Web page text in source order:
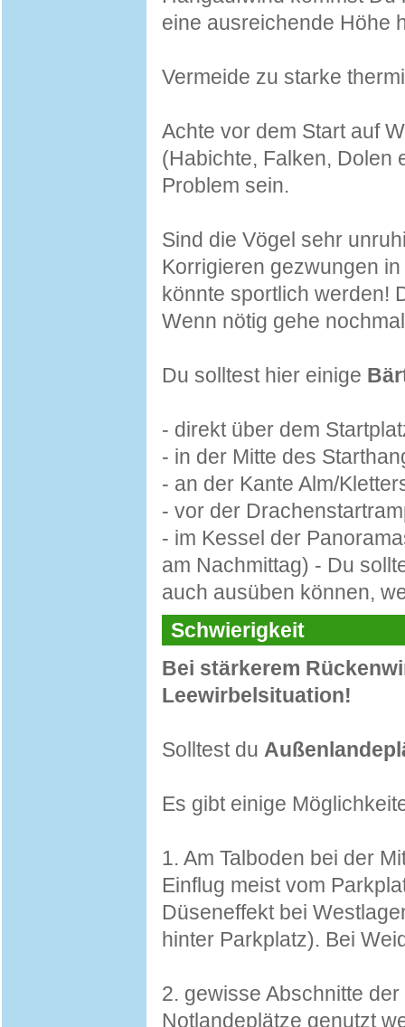
eine ausreichende Höhe
Vermeide zu starke
Achte vor dem Start auf
(Habichte, Falken, Dolen
Problem sein.
Sind die Vögel sehr
Korrigieren gezwungen
könnte sportlich werden!
Wenn nötig gehe
Du solltest hier einige
- direkt über dem
- in der Mitte des
- an der Kante Alm/
- vor der
- im Kessel der
am Nachmittag) - Du
auch ausüben können,
Schwierigkeit
Bei stärkerem
Leewirbelsituation!
Solltest du
Es gibt einige
1. Am Talboden bei der
Einflug meist vom
Düseneffekt bei
hinter Parkplatz). Bei
2. gewisse Abschnitte
Notlandeplätze genutzt